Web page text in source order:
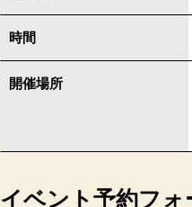
時間
開催場所
イベント予約フォ